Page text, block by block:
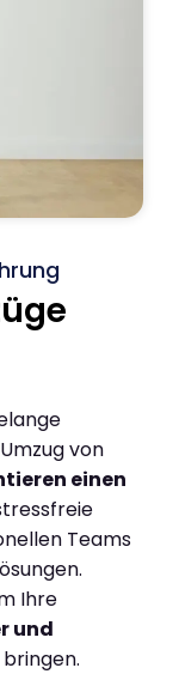
von
einen
Teams
Ihre
und